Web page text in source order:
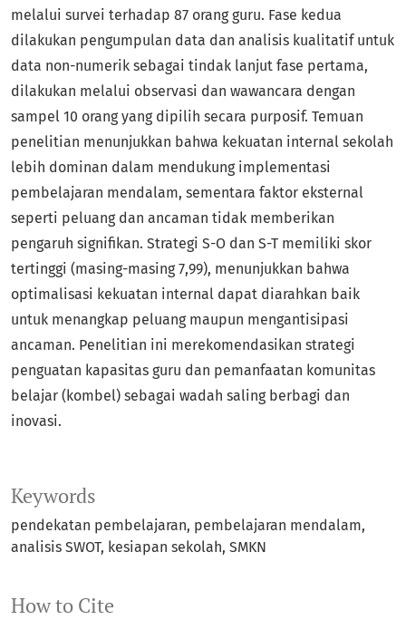
Keywords
pendekatan pembelajaran pembelajaran mendalam
analisis SWOT kesiapan sekolah SMKN
How to Cite
melalui survei terhadap 87 orang guru. Fase kedua
dilakukan pengumpulan data dan analisis kualitatif untuk
data non-numerik sebagai tindak lanjut fase pertama,
dilakukan melalui observasi dan wawancara dengan
sampel 10 orang yang dipilih secara purposif. Temuan
penelitian menunjukkan bahwa kekuatan internal sekolah
lebih dominan dalam mendukung implementasi
pembelajaran mendalam, sementara faktor eksternal
seperti peluang dan ancaman tidak memberikan
pengaruh signifikan. Strategi S-O dan S-T memiliki skor
tertinggi (masing-masing 7,99), menunjukkan bahwa
optimalisasi kekuatan internal dapat diarahkan baik
untuk menangkap peluang maupun mengantisipasi
ancaman. Penelitian ini merekomendasikan strategi
penguatan kapasitas guru dan pemanfaatan komunitas
belajar (kombel) sebagai wadah saling berbagi dan
inovasi.